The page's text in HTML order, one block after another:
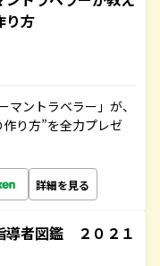
り方
ントラベラー」が、
り方”を全力プレゼ
詳細を見る
者図鑑 ２０２１